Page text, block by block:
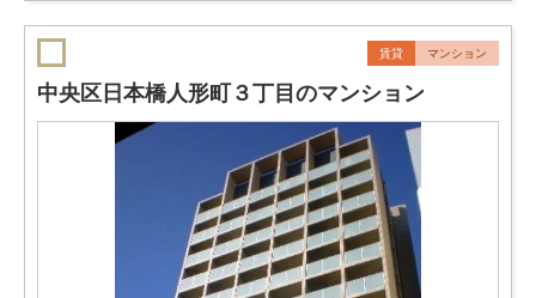
賃貸 マンション
中央区日本橋人形町３丁目のマンション